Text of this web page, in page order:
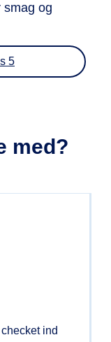
smag og
5
med?
ind